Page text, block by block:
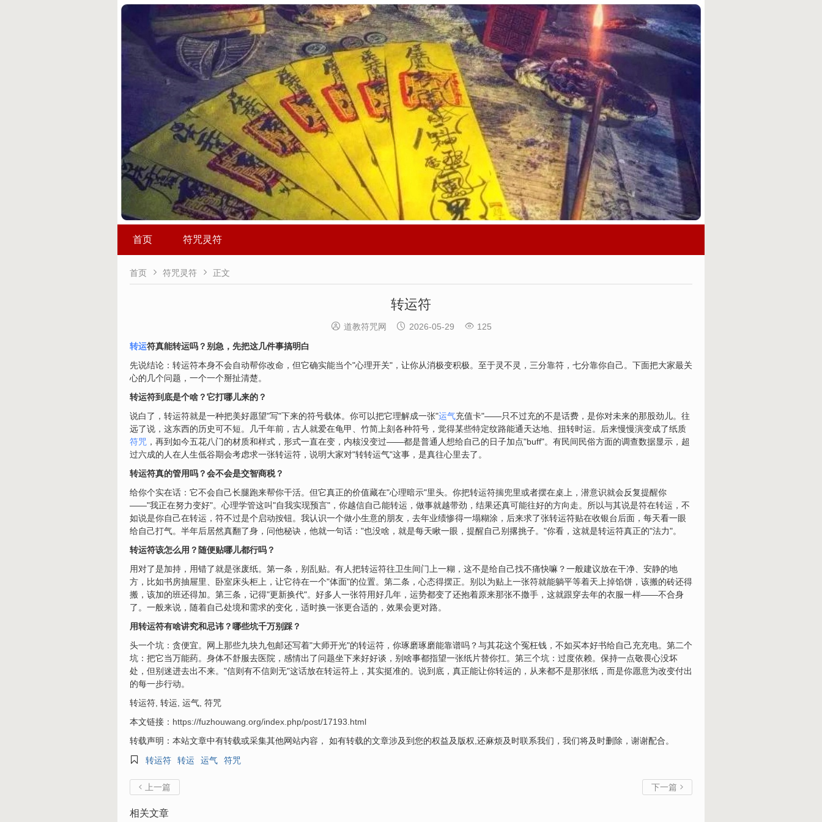
首页 符咒灵符
首页  符咒灵符  正文
转运符
 道教符咒网  2026-05-29  125
转运符真能转运吗？别急，先把这几件事搞明白
先说结论：转运符本身不会自动帮你改命，但它确实能当个"心理开关"，让你从消极变积极。至于灵不灵，三分靠符，七分靠你自己。下面把大家最关
心的几个问题，一个一个掰扯清楚。
转运符到底是个啥？它打哪儿来的？
说白了，转运符就是一种把美好愿望"写"下来的符号载体。你可以把它理解成一张"运气充值卡"——只不过充的不是话费，是你对未来的那股劲儿。往
远了说，这东西的历史可不短。几千年前，古人就爱在龟甲、竹简上刻各种符号，觉得某些特定纹路能通天达地、扭转时运。后来慢慢演变成了纸质
符咒 ，再到如今五花八门的材质和样式，形式一直在变，内核没变过——都是普通人想给自己的日子加点"buff"。有民间民俗方面的调查数据显示，超
过六成的人在人生低谷期会考虑求一张转运符，说明大家对"转转运气"这事，是真往心里去了。
转运符真的管用吗？会不会是交智商税？
给你个实在话：它不会自己长腿跑来帮你干活。但它真正的价值藏在"心理暗示"里头。你把转运符揣兜里或者摆在桌上，潜意识就会反复提醒你
——"我正在努力变好"。心理学管这叫"自我实现预言"，你越信自己能转运，做事就越带劲，结果还真可能往好的方向走。所以与其说是符在转运，不
如说是你自己在转运，符不过是个启动按钮。我认识一个做小生意的朋友，去年业绩惨得一塌糊涂，后来求了张转运符贴在收银台后面，每天看一眼
给自己打气。半年后居然真翻了身，问他秘诀，他就一句话："也没啥，就是每天瞅一眼，提醒自己别撂挑子。"你看，这就是转运符真正的"法力"。
转运符该怎么用？随便贴哪儿都行吗？
用对了是加持，用错了就是张废纸。第一条，别乱贴。有人把转运符往卫生间门上一糊，这不是给自己找不痛快嘛？一般建议放在干净、安静的地
方，比如书房抽屉里、卧室床头柜上，让它待在一个"体面"的位置。第二条，心态得摆正。别以为贴上一张符就能躺平等着天上掉馅饼，该搬的砖还得
搬，该加的班还得加。第三条，记得"更新换代"。好多人一张符用好几年，运势都变了还抱着原来那张不撒手，这就跟穿去年的衣服一样——不合身
了。一般来说，随着自己处境和需求的变化，适时换一张更合适的，效果会更对路。
用转运符有啥讲究和忌讳？哪些坑千万别踩？
头一个坑：贪便宜。网上那些九块九包邮还写着"大师开光"的转运符，你琢磨琢磨能靠谱吗？与其花这个冤枉钱，不如买本好书给自己充充电。第二个
坑：把它当万能药。身体不舒服去医院，感情出了问题坐下来好好谈，别啥事都指望一张纸片替你扛。第三个坑：过度依赖。保持一点敬畏心没坏
处，但别迷进去出不来。"信则有不信则无"这话放在转运符上，其实挺准的。说到底，真正能让你转运的，从来都不是那张纸，而是你愿意为改变付出
的每一步行动。
转运符, 转运, 运气, 符咒
本文链接： https://fuzhouwang.org/index.php/post/17193.html
转载声明：本站文章中有转载或采集其他网站内容， 如有转载的文章涉及到您的权益及版权,还麻烦及时联系我们，我们将及时删除，谢谢配合。

​转运符 转运 运气 符咒
 上一篇 下一篇 
相关文章